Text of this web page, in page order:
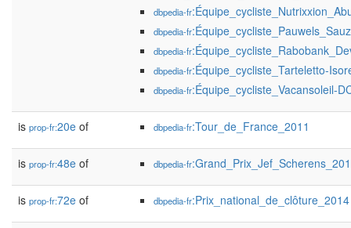
dbpedia-fr
dbpedia-fr
dbpedia-fr
dbpedia-fr:Équipe_cycliste_Tarteletto-
dbpedia-fr:Équipe_cycliste_Vacansoleil-
is prop-fr:20e of dbpedia-fr:Tour_de_France_2011
is prop-fr:48e of dbpedia-fr
is prop-fr:72e of dbpedia-fr:Prix_national_de_clôture_2014